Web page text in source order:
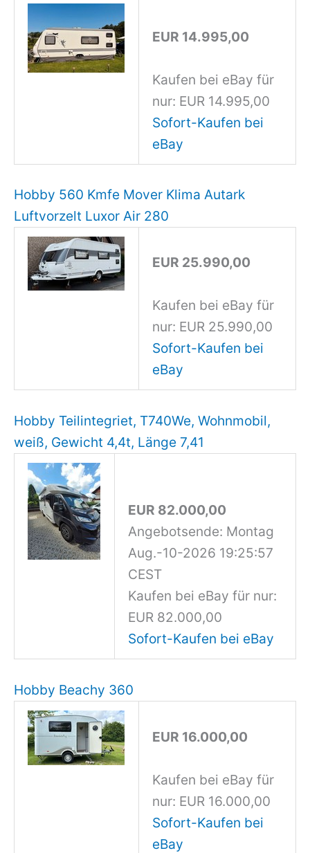
EUR 14.995,00
Kaufen bei eBay für
nur: EUR 14.995,00
Sofort-Kaufen bei
eBay
Hobby 560 Kmfe Mover Klima Autark
Luftvorzelt Luxor Air 280
EUR 25.990,00
Kaufen bei eBay für
nur: EUR 25.990,00
Sofort-Kaufen bei
eBay
Hobby Teilintegriet, T740We, Wohnmobil,
weiß, Gewicht 4,4t, Länge 7,41
EUR 82.000,00
Angebotsende: Montag
Aug.-10-2026 19:25:57
CEST
Kaufen bei eBay für nur:
EUR 82.000,00
Sofort-Kaufen bei eBay
Hobby Beachy 360
EUR 16.000,00
Kaufen bei eBay für
nur: EUR 16.000,00
Sofort-Kaufen bei
eBay